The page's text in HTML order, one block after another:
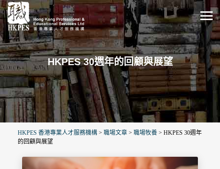
HKPES 30週年的回顧與展望
HKPES 香港專業人才服務機構 > 職場文章 > 職場牧養 > HKPES 30週年
的回顧與展望